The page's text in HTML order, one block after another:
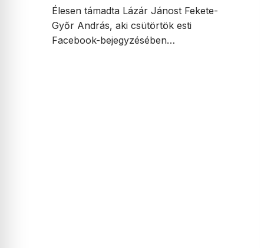
Élesen támadta Lázár Jánost Fekete-
Győr András, aki csütörtök esti
Facebook-bejegyzésében…